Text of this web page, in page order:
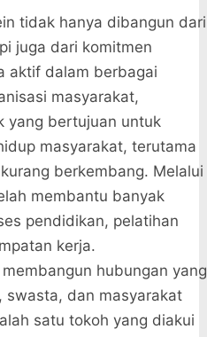
tidak hanya dibangun dari
juga dari komitmen
aktif dalam berbagai
masyarakat,
yang bertujuan untuk
masyarakat, terutama
berkembang. Melalui
membantu banyak
pendidikan, pelatihan
kerja.
hubungan yang
swasta, dan masyarakat
satu tokoh yang diakui